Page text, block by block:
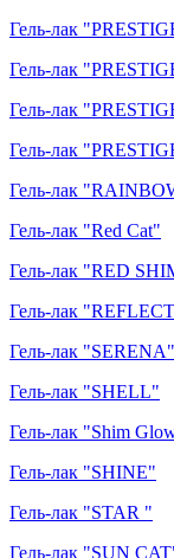
Гель-лак
Гель-лак
Гель-лак
Гель-лак
Гель-лак
Гель-лак "Red Cat"
Гель-лак "RED
Гель-лак
Гель-лак "SERENA"
Гель-лак "SHELL"
Гель-лак "Shim
Гель-лак "SHINE"
Гель-лак "STAR "
Гель-лак "SUN